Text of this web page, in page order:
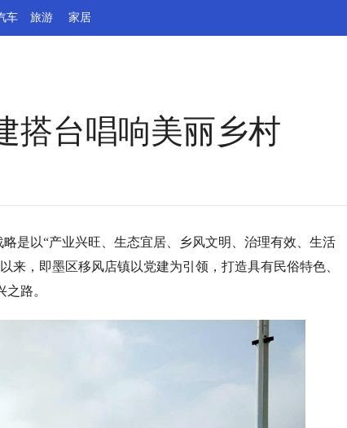
车 旅游 家居
搭台唱响美丽乡村
是以“产业兴旺、生态宜居、乡风文明、治理有效、生活
来，即墨区移风店镇以党建为引领，打造具有民俗特色、
路。